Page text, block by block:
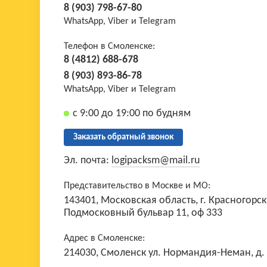
8 (903) 798-67-80
WhatsApp, Viber и Telegram
Телефон в Смоленске:
8 (4812) 688-678
8 (903) 893-86-78
WhatsApp, Viber и Telegram
с 9:00 до 19:00 по будням
Заказать обратный звонок
Эл. почта: logipacksm@mail.ru
Представительство в Москве и МО:
143401, Московская область, г.
Подмосковный бульвар 11, оф 333
Адрес в Смоленске:
214030, Смоленск ул. Нормандия-Неман, д.